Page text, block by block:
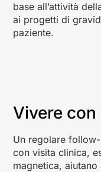
base all’attività
ai progetti di
paziente.
Vivere
Un regolare
con visita clinica,
magnetica, aiutano